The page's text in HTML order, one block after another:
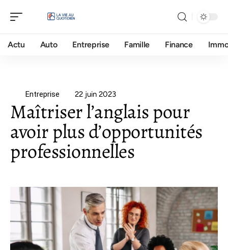
Actu Auto Entreprise Famille Finance
Entreprise 22 juin 2023
Maîtriser l’anglais pour
avoir plus d’opportunités
professionnelles